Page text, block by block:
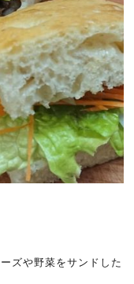
ズや野菜をサンドした